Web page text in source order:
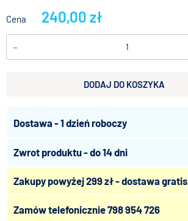
Cena 240,00 zł
-
DODAJ DO KOSZYKA
Dostawa - 1 dzień roboczy
Zwrot produktu - do 14 dni
Zakupy powyżej 299 zł - dostawa gratis
Zamów telefonicznie798 954 726